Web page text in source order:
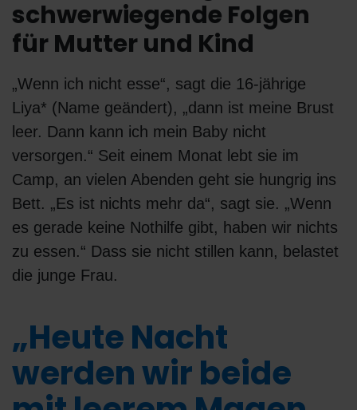
schwerwiegende Folgen
für Mutter und Kind
„Wenn ich nicht esse“, sagt die 16-jährige
Liya* (Name geändert), „dann ist meine Brust
leer. Dann kann ich mein Baby nicht
versorgen.“ Seit einem Monat lebt sie im
Camp, an vielen Abenden geht sie hungrig ins
Bett. „Es ist nichts mehr da“, sagt sie. „Wenn
es gerade keine Nothilfe gibt, haben wir nichts
zu essen.“ Dass sie nicht stillen kann, belastet
die junge Frau.
„Heute Nacht
werden wir beide